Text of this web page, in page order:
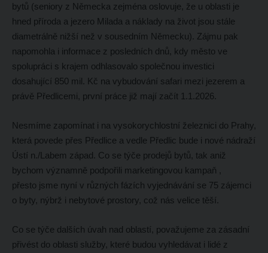
bytů (seniory z Německa zejména oslovuje, že u oblasti je
hned příroda a jezero Milada a náklady na život jsou stále
diametrálně nižší než v sousedním Německu). Zájmu pak
napomohla i informace z posledních dnů, kdy město ve
spolupráci s krajem odhlasovalo společnou investici
dosahující 850 mil. Kč na vybudování safari mezi jezerem a
právě Předlicemi, první práce již mají začít 1.1.2026.
Nesmíme zapomínat i na vysokorychlostní železnici do Prahy,
která povede přes Předlice a vedle Předlic bude i nové nádraží
Ústí n./Labem západ. Co se týče prodejů bytů, tak aniž
bychom významně podpořili marketingovou kampaň ,
přesto jsme nyní v různých fázích vyjednávání se 75 zájemci
o byty, nýbrž i nebytové prostory, což nás velice těší.
Co se týče dalších úvah nad oblastí, považujeme za zásadní
přivést do oblasti služby, které budou vyhledávat i lidé z